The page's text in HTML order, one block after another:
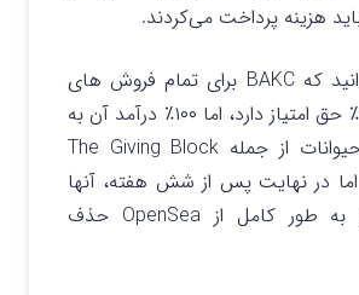
جالب است بدانید که BAKC برای تمام فروش های
ثانویه خود ۲.۵٪ حق امتیاز دارد، اما ۱۰۰٪ درآمد آن به
پناهگاه های حیوانات از جمله The Giving Block
در نهایت پس از شش هفته، آنها
هزینه ۲.۵٪ را به طور کامل از OpenSea حذف